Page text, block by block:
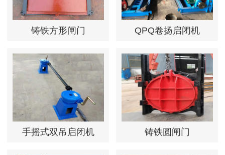
铸铁方形闸门 QPQ卷扬启闭机
手摇式双吊启闭机 铸铁圆闸门